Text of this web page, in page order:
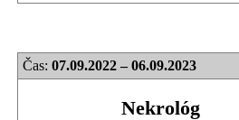
Čas: 07.09.2022 – 06.09.2023
Nekrológ